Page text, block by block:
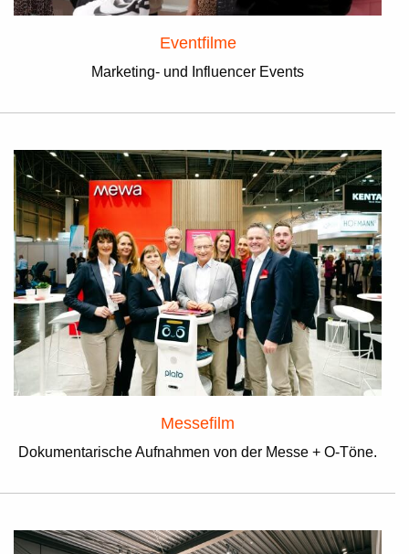
Eventfilme
Marketing- und Influencer Events
Messefilm
Dokumentarische Aufnahmen von der Messe + O-Töne.